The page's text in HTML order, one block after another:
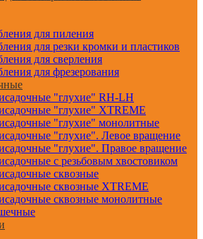
для пиления
для резки кромки и пластиков
для сверления
для фрезерования
"глухие" RH-LH
"глухие" XTREME
"глухие" монолитные
"глухие". Левое вращение
"глухие". Правое вращение
с резьбовым хвостовиком
сквозные
сквозные XTREME
сквозные монолитные